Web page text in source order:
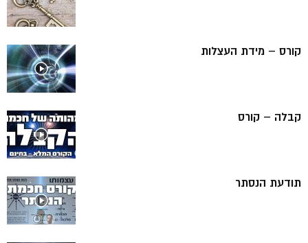
קורס – מידת העצלות
קבלה – קורס
תודעת הנסתר